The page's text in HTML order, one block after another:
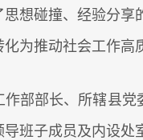
想碰撞、经验分享
为推动社会工作高
部部长、所辖县党
班子成员及内设处